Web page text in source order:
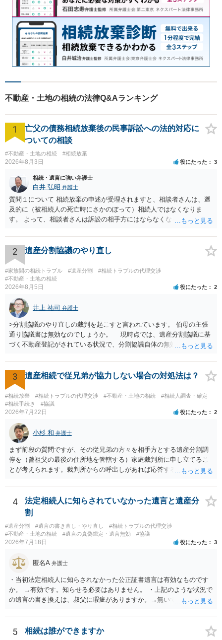
不動産・土地の相続の法律Q&Aランキング
1
亡父の債務相続放棄後の民事訴訟への法的対応に
ついての相談
#不動産・土地の相続 #相続放棄
2026年8月3日 役にたった 3
相続・遺言に強い弁護士
白井 弘昭 弁護士
質問１について 相続放棄の申述が受理されますと、相談者さんは、遡
及的に（被相続人の死亡時にさかのぼって）相続人ではなくなりま
す。 よって、相談者さんは訴訟の相手方にはならなくなるので（明け
理証明を家庭裁判所で取得し、コピーを答弁書に添えて裁判所に提出
してください。 質問２について 請求棄却を求める答弁書を提出すれ
ば、第１回期日は出席する必要がありません。その日は差支え（用事
があり出席できない）との記載で十分です。 質問３について 弁護士で
はないので、ｍｉｎｔｓでの提出の必要は無いと思います。郵送（期
限までに届けばよい）で十分です。 詳細は、書面記載の裁判所書記官
にお問い合わせください。 以上、ご参考まで。
2 遺産分割協議のやり直し
#家族間の相続トラブル #遺産分割
#相続トラブルの代理交渉
#不動産・土地の相続
2026年8月5日 役にたった 2
井上 祐司 弁護士
>分割協議のやり直しの裁判を起こすと言われています。 伯母の主張
通り協議書は無効なのでしょうか。 現時点では、遺産分割協議に基
づく不動産登記がされている状況で、分割協議自体の無効を裁判所が
方の訴訟の主張及び立証次第ですが、 ・御祖母様の認知能力に関する
医師の意見書、筆跡鑑定 が提出されればその効力が否定される可能性
はありますが、 ・伯母様自身が分割協議に加わっていること ・御祖母
様の意に反する遺産分割協議を行う実益が誰にあったかの立証が困難
であること からすると、実際に遺産分割協議の効力が否定される可能
性はそれほど高くない（立証のハードルは非常に高い）ということが
言えると思います。
3 遺産相続で従兄弟が協力しない場合の対処法は？
#相続放棄 #相続トラブルの代理交渉 #不動産・土地の相続
#相続人調査・確定
#相続手続き
#協議
2026年7月22日 役にたった 2
小杉 和 弁護士
まず前段の質問ですが、その従兄弟の方々を相手方とする遺産分割調
停を（曾祖父の最後の住所地を管轄する）家庭裁判所に申し立てるこ
とが考えられます。裁判所からの呼出しがあれば応答する可能性がま
能と思われます。時間が思った以上にないので必要書類をてきぱきと
揃える必要があります。その点是非御注意ください。
4
法定相続人に知らされていなかった遺言と遺産分
割
#遺産分割 #遺言の書き直し・やり直し
#相続トラブルの代理交渉
#不動産・土地の相続
#遺言の真偽鑑定・遺言無効 #協議
2026年7月18日 役にたった 3
匿名A 弁護士
・当初法定相続人に知らされなかった公正証書遺言は有効なものです
か。 →有効です。知らせる必要はありません。 ・上記のような状況で
の遺言の書き換えは、叔父に瑕疵がありますか。→無いです。 ・分割
ますか。 →本人が自由に決められますので、どこが妥当とは言えない
です。客観的な基準もありません。 ・できれば穏やかに、分割を拒否
5 相続は誰ができますか